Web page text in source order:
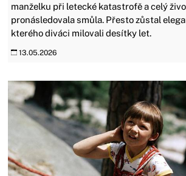
manželku při letecké katastrofě a celý
pronásledovala smůla. Přesto zůstal
kterého diváci milovali desítky let.
13.05.2026